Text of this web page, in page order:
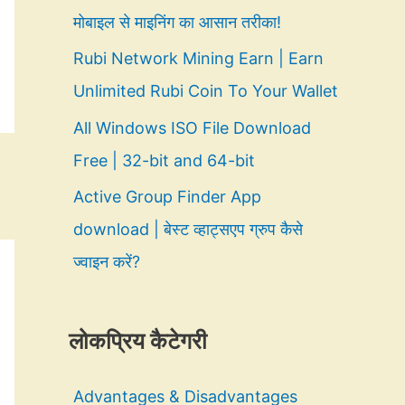
मोबाइल से माइनिंग का आसान तरीका!
Rubi Network Mining Earn | Earn
Unlimited Rubi Coin To Your Wallet
All Windows ISO File Download
Free | 32-bit and 64-bit
Active Group Finder App
download | बेस्ट व्हाट्सएप ग्रुप कैसे
ज्वाइन करें?
लोकप्रिय कैटेगरी
Advantages & Disadvantages